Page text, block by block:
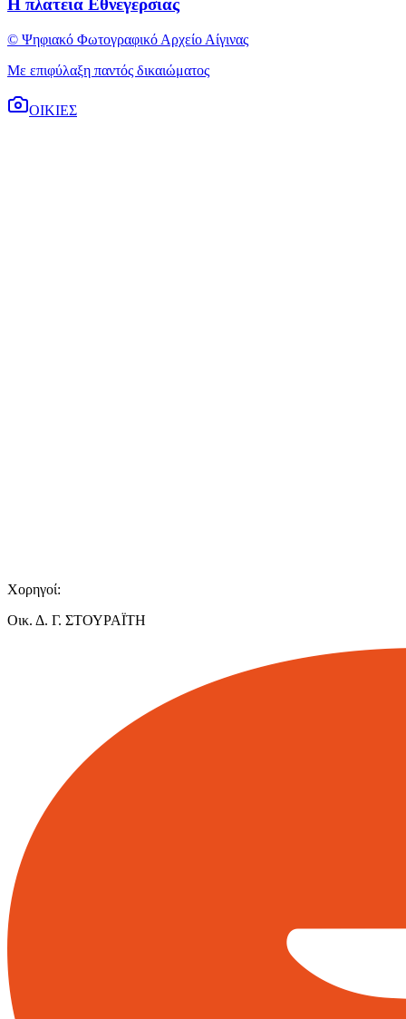
Η πλατεία Εθνεγερσίας
© Ψηφιακό Φωτογραφικό Αρχείο Αίγινας
Με επιφύλαξη παντός δικαιώματος
ΟΙΚΙΕΣ
Χορηγοί:
Οικ. Δ. Γ. ΣΤΟΥΡΑΪΤΗ